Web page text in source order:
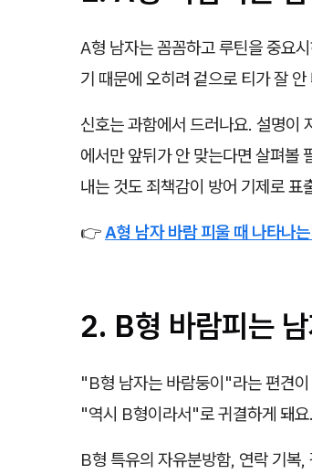
A형 남자는 꼼꼼하고 루틴을 중요
기 때문에 오히려 겉으로 티가 잘
신호는 과함에서 드러나요. 설명이
에서만 앞뒤가 안 맞는다면 살펴볼
내는 것도 죄책감이 방어 기제로 표
👉 A형 남자 바람 피울 때 나타나
2. B형 바람피는
"B형 남자는 바람둥이"라는 편견
"역시 B형이라서"로 귀결하게 돼
B형 특유의 자유분방함, 연락 기복